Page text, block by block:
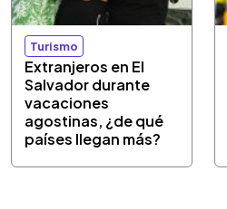
Turismo
Extranjeros en El
Salvador durante
vacaciones
agostinas, ¿de qué
países llegan más?